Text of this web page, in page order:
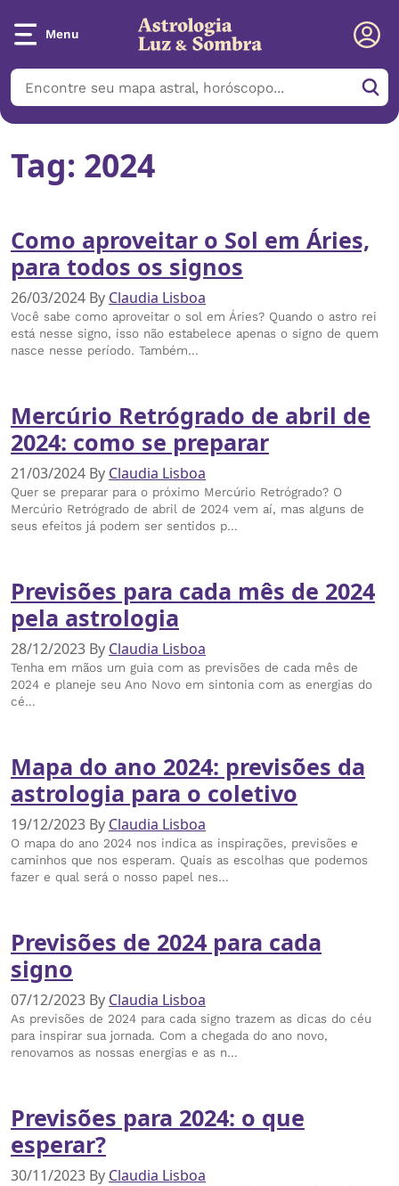
Menu
Tag: 2024
Como aproveitar o Sol em Áries,
para todos os signos
26/03/2024 By Claudia Lisboa
Você sabe como aproveitar o sol em Áries? Quando o astro rei
está nesse signo, isso não estabelece apenas o signo de quem
nasce nesse período. Também…
Mercúrio Retrógrado de abril de
2024: como se preparar
21/03/2024 By Claudia Lisboa
Quer se preparar para o próximo Mercúrio Retrógrado? O
Mercúrio Retrógrado de abril de 2024 vem aí, mas alguns de
seus efeitos já podem ser sentidos p…
Previsões para cada mês de 2024
pela astrologia
28/12/2023 By Claudia Lisboa
Tenha em mãos um guia com as previsões de cada mês de
2024 e planeje seu Ano Novo em sintonia com as energias do
cé…
Mapa do ano 2024: previsões da
astrologia para o coletivo
19/12/2023 By Claudia Lisboa
O mapa do ano 2024 nos indica as inspirações, previsões e
caminhos que nos esperam. Quais as escolhas que podemos
fazer e qual será o nosso papel nes…
Previsões de 2024 para cada
signo
07/12/2023 By Claudia Lisboa
As previsões de 2024 para cada signo trazem as dicas do céu
para inspirar sua jornada. Com a chegada do ano novo,
renovamos as nossas energias e as n…
Previsões para 2024: o que
esperar?
30/11/2023 By Claudia Lisboa